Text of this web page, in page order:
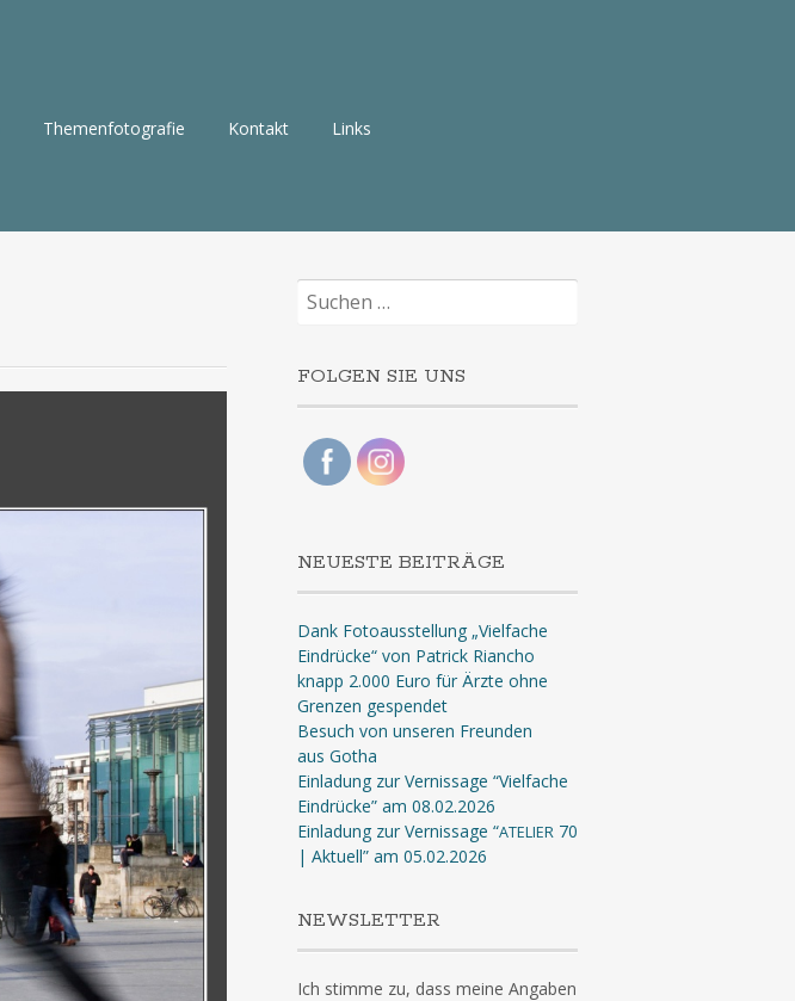
Themenfotografie Kontakt Links
Suchen
nach:
FOLGEN SIE UNS
NEUESTE BEITRÄGE
Dank Fotoausstellung „Vielfache
Eindrücke“ von Patrick Riancho
knapp 2.000 Euro für Ärzte ohne
Grenzen gespendet
Besuch von unseren Freunden
aus Gotha
Einladung zur Vernissage “Vielfache
Eindrücke” am 08.02.2026
Einladung zur Vernissage “ATELIER70
| Aktuell” am 05.02.2026
NEWSLETTER
Ich stimme zu, dass meine Angaben